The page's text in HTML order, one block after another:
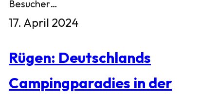
Besucher…
17. April 2024
Rügen: Deutschlands
Campingparadies in der